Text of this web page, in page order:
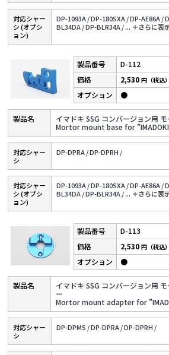
対応シャー
シ (オプシ
ョン)
DP-1093A /DP-180SXA /DP-AE86A /
BL34DA /DP-BLR34A /... ＋さらに表
D-112
イマドキ SSG コンバージョン用
Mortor mount base for
2,530円（税込）
●
対応シャー
シ
DP-DPRA /DP-DPRH /
対応シャー
シ (オプシ
ョン)
DP-1093A /DP-180SXA /DP-AE86A /
BL34DA /DP-BLR34A /... ＋さらに表
D-113
イマドキ SSG コンバージョン用
ー
Mortor mount adapter for
2,530円（税込）
●
対応シャー
シ
DP-DPMS /DP-DPRA /DP-DPRH /